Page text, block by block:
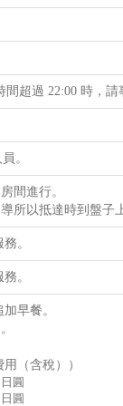
超過 22:00 時，請
。
間進行。
所以抵達時到盤子上
。
。
早餐。
（含稅））
圓
圓